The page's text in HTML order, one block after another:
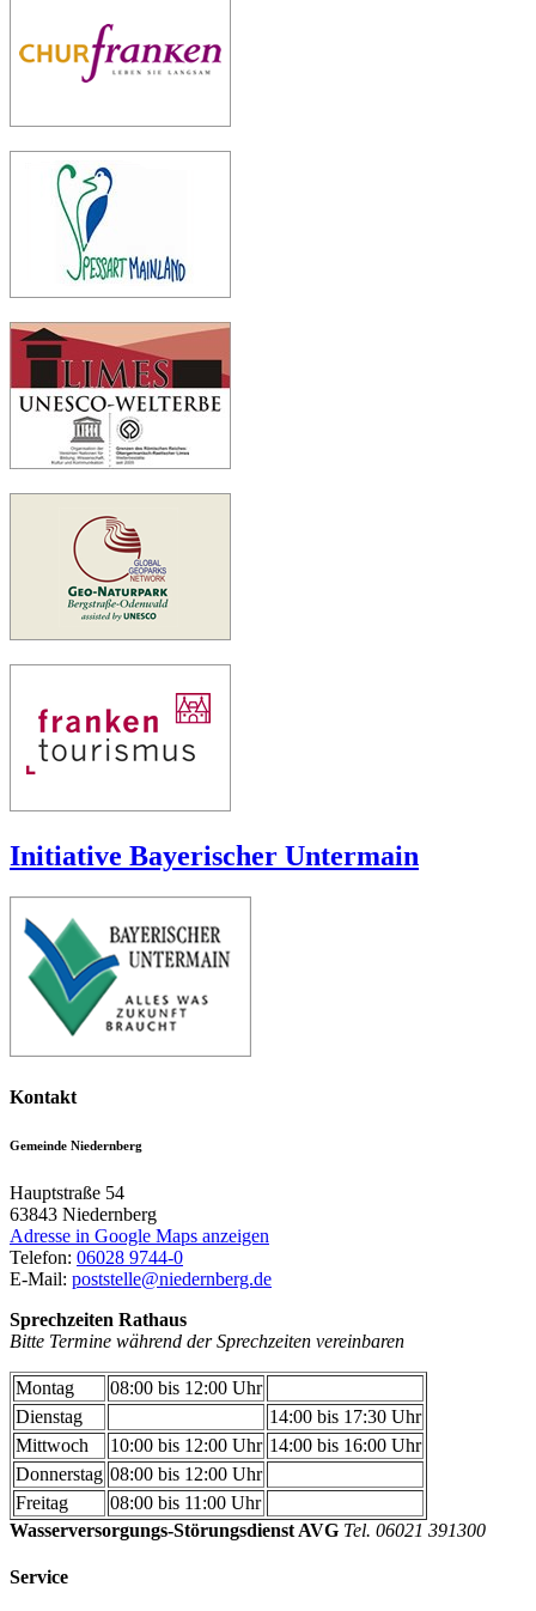
Initiative Bayerischer Untermain
Kontakt
Gemeinde Niedernberg
Hauptstraße 54
63843 Niedernberg
Adresse in Google Maps anzeigen
Telefon: 06028 9744-0
E-Mail: poststelle@niedernberg.de
Sprechzeiten Rathaus
Bitte Termine während der Sprechzeiten vereinbaren
Montag
08:00 bis 12:00 Uhr
Dienstag
14:00 bis 17:30 Uhr
Mittwoch
10:00 bis 12:00 Uhr 14:00 bis 16:00 Uhr
Donnerstag 08:00 bis 12:00 Uhr
Freitag
08:00 bis 11:00 Uhr
Wasserversorgungs-Störungsdienst AVG Tel. 06021 391300
Service